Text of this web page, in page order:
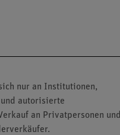
nur an Institutionen,
autorisierte
an Privatpersonen und